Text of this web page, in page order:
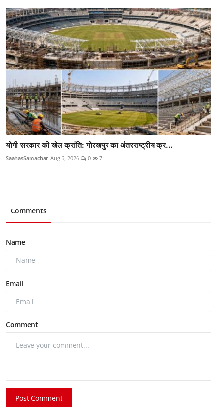
योगी सरकार की खेल क्रांति: गोरखपुर का अंतरराष्ट्रीय क्र...
SaahasSamachar Aug 6, 2026 0 7
Comments
Name
Email
Comment
Post Comment